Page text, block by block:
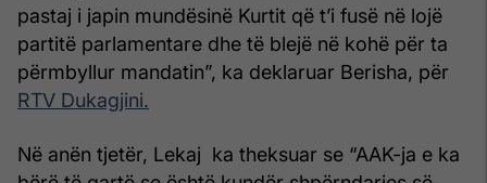
pastaj i japin mundësinë Kurtit që t’i fusë në lojë
partitë parlamentare dhe të blejë në kohë për ta
përmbyllur mandatin”, ka deklaruar Berisha, për
RTV Dukagjini.
Në anën tjetër, Lekaj ka theksuar se “AAK-ja e ka